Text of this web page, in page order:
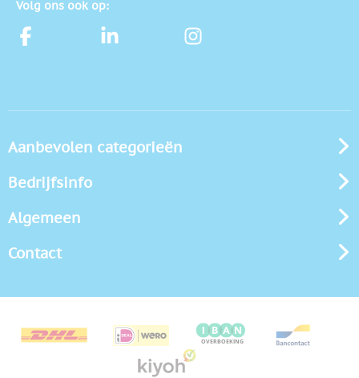
Volg ons ook op:
Aanbevolen categorieën
Bedrijfsinfo
Algemeen
Contact